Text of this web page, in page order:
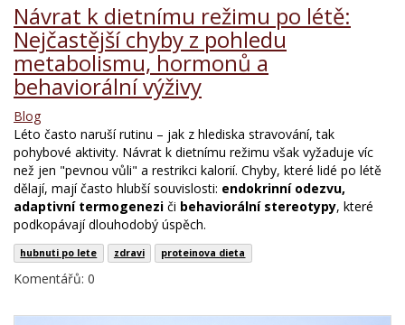
Návrat k dietnímu režimu po létě:
Nejčastější chyby z pohledu
metabolismu, hormonů a
behaviorální výživy
Blog
Léto často naruší rutinu – jak z hlediska stravování, tak
pohybové aktivity. Návrat k dietnímu režimu však vyžaduje víc
než jen "pevnou vůli" a restrikci kalorií. Chyby, které lidé po létě
dělají, mají často hlubší souvislosti: endokrinní odezvu,
adaptivní termogenezi či behaviorální stereotypy, které
podkopávají dlouhodobý úspěch.
hubnuti po lete zdravi proteinova dieta
Komentářů: 0